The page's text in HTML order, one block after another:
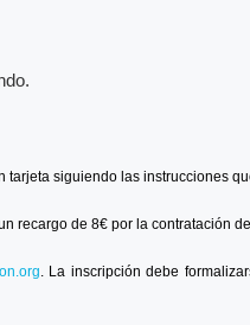
siguiendo las instrucciones
recargo de 8€ por la contratación
. La inscripción debe